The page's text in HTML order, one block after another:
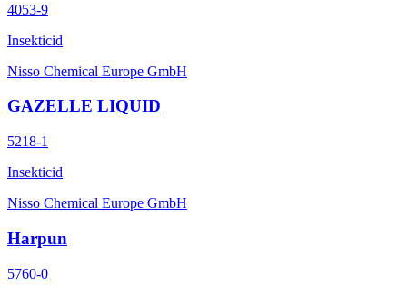
4053-9
Insekticid
Nisso Chemical Europe GmbH
GAZELLE LIQUID
5218-1
Insekticid
Nisso Chemical Europe GmbH
Harpun
5760-0